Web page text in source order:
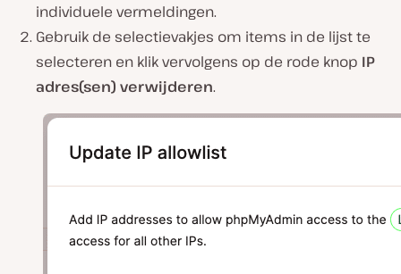
individuele vermeldingen.
Gebruik de selectievakjes om items in de lijst te
selecteren en klik vervolgens op de rode knop IP
adres(sen) verwijderen.